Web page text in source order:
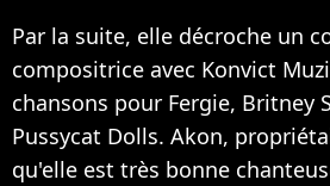
Par la suite, elle décroche un
compositrice avec Konvict
chansons pour Fergie, Britney
Pussycat Dolls. Akon,
qu'elle est très bonne